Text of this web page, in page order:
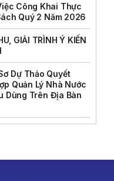
Công Khai Thực
Quý 2 Năm 2026
GIẢI TRÌNH Ý KIẾN
Dự Thảo Quyết
Quản Lý Nhà Nước
Dùng Trên Địa Bàn